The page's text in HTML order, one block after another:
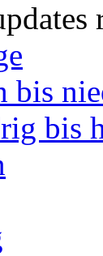
bis
bis